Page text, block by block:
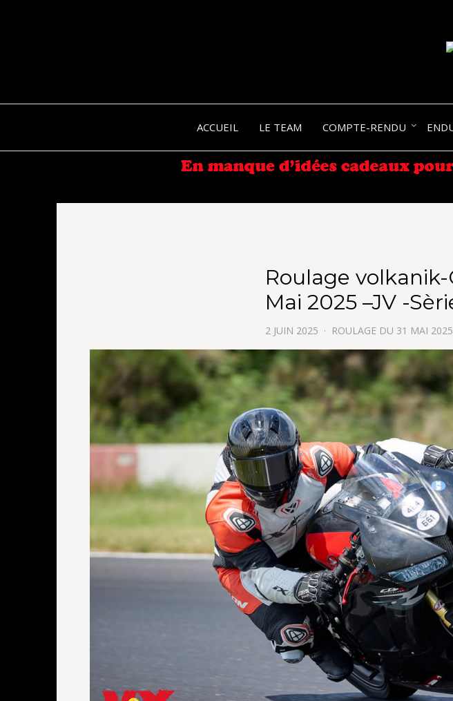
ACCUEIL LE TEAM COMPTE-RENDU
Roulage
Mai 2025 –JV -
2 JUIN 2025 ROULAGE DU 31 MAI 2025